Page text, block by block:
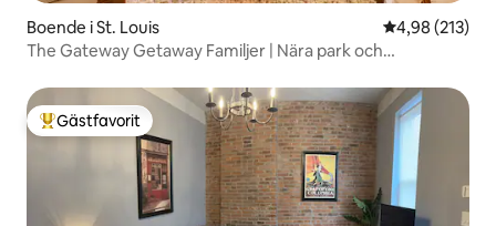
Boende i St. Louis 4,98 av 5 i
4,98 (213)
The Gateway Getaway Familjer | Nära park och
Populär gästfavorit
Gästfavorit